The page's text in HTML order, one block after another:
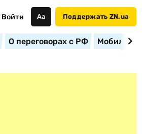
Войти Аа Поддержать ZN.ua
О переговорах с РФ